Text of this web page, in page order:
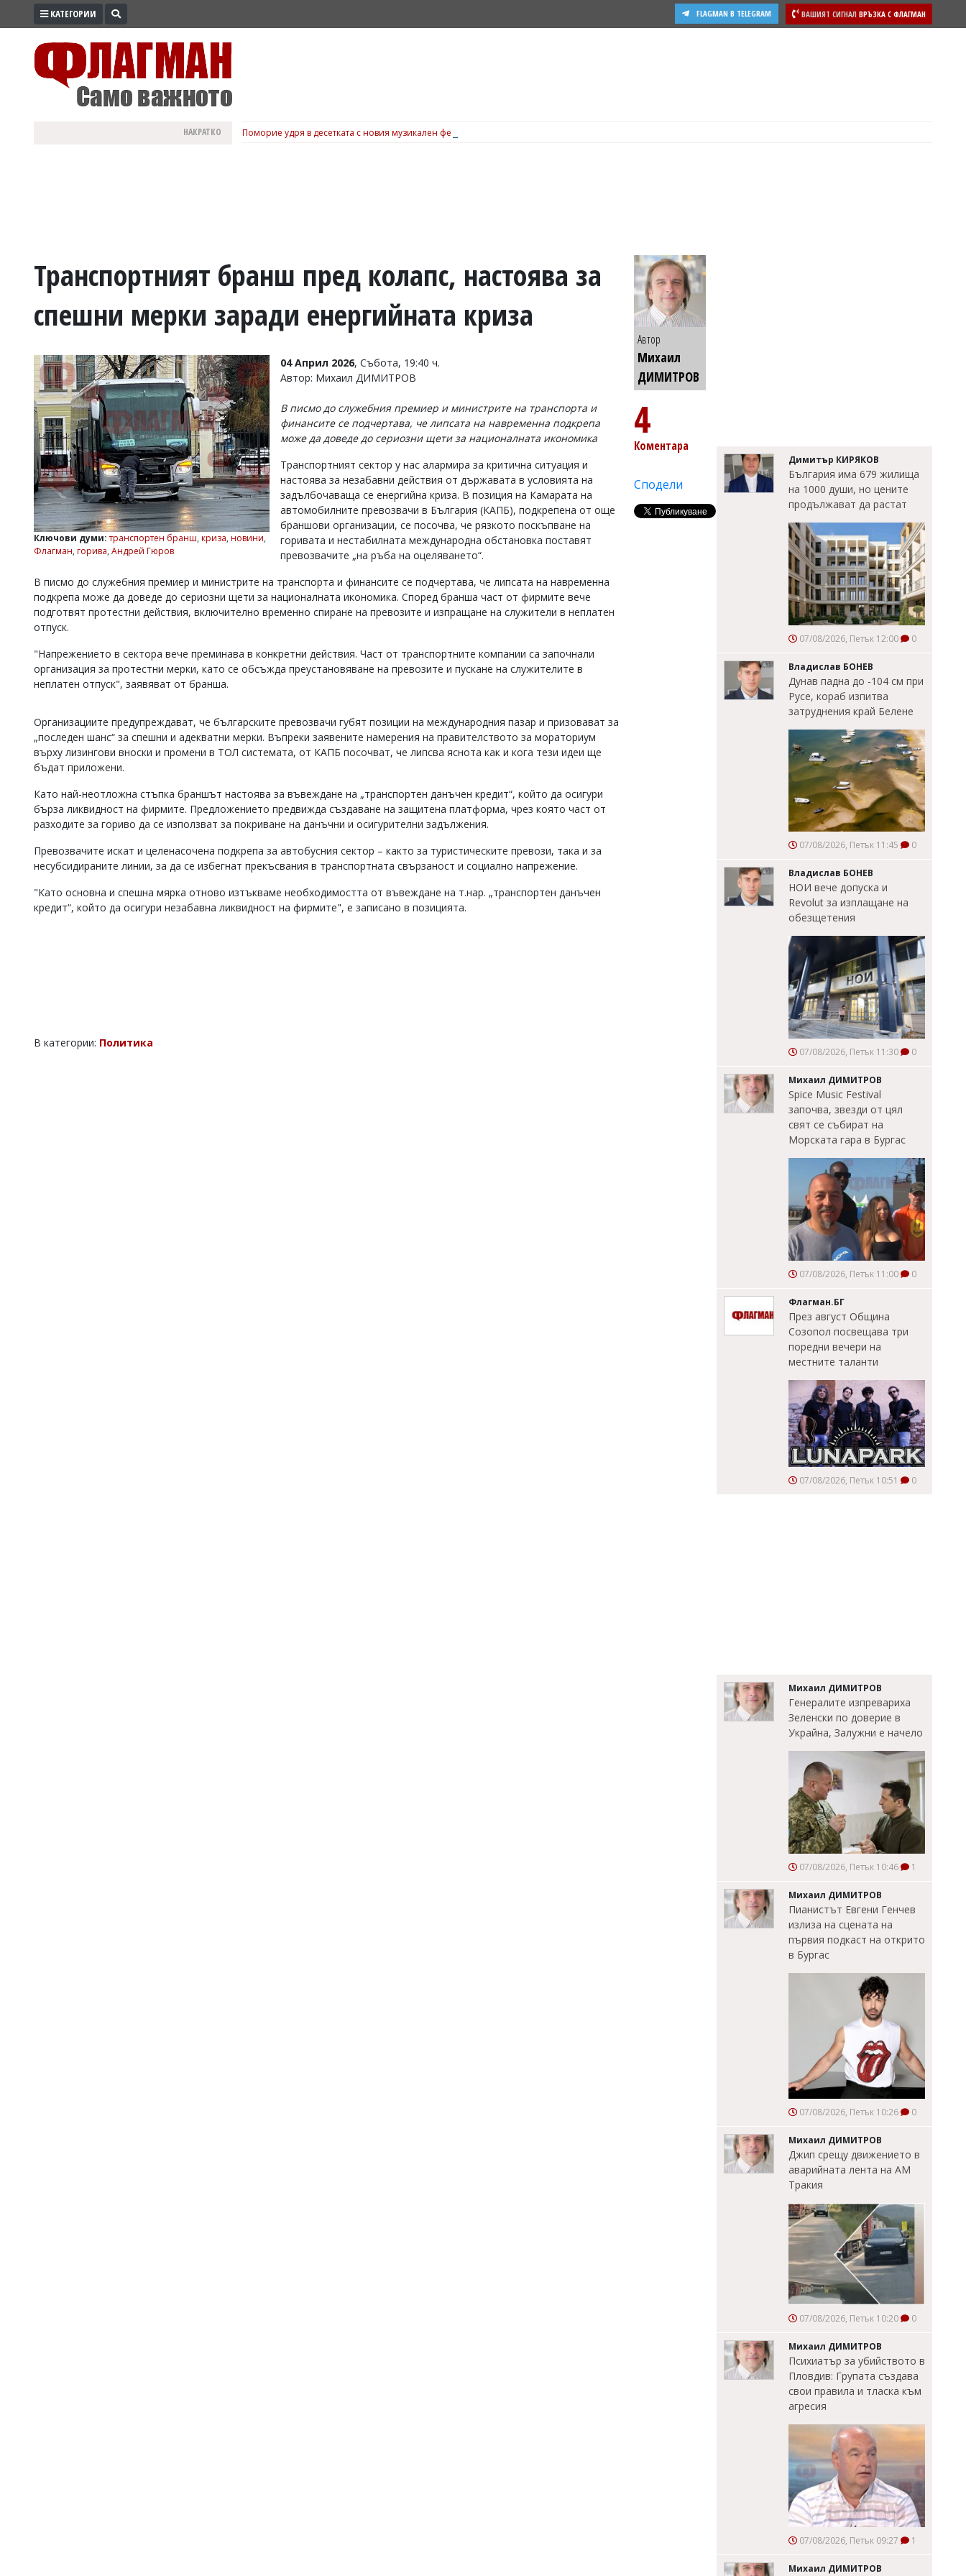
ПРОМО
ВОЙНАТА
УКРАЙНА
РАЗСЛЕДВАНЕ
БИЗНЕС
Управители:
Веселин
Василев,
v.vasilev@flagman.bg
Касабова,
k.kassabova@flagman.bg
редактор:
Колев,
office@flagman.bg
Коментарите
статиите
читателите
редакцията
отговорност
откриете
обиден
коментар,
КАТЕГОРИИ ВАШИЯТ СИГНАЛ ВРЪЗКА С ФЛАГМАН
FLAGMAN В TELEGRAM
НАКРАТКО Поморие удря в десетката с новия музикален фестивал Sunset port, вижте подробности
Транспортният бранш пред колапс, настоява за
спешни мерки заради енергийната криза
Ключови думи:транспортен бранш, криза, новини,
Флагман, горива, Андрей Гюров
04 Април 2026, Събота, 19:40 ч.
Автор: Михаил ДИМИТРОВ
В писмо до служебния премиер и министрите на транспорта и
финансите се подчертава, че липсата на навременна подкрепа
може да доведе до сериозни щети за националната икономика
Транспортният сектор у нас алармира за критична ситуация и
настоява за незабавни действия от държавата в условията на
задълбочаваща се енергийна криза. В позиция на Камарата на
автомобилните превозвачи в България (КАПБ), подкрепена от още
браншови организации, се посочва, че рязкото поскъпване на
горивата и нестабилната международна обстановка поставят
превозвачите „на ръба на оцеляването“.
В писмо до служебния премиер и министрите на транспорта и финансите се подчертава, че липсата на навременна
подкрепа може да доведе до сериозни щети за националната икономика. Според бранша част от фирмите вече
подготвят протестни действия, включително временно спиране на превозите и изпращане на служители в неплатен
отпуск.
"Напрежението в сектора вече преминава в конкретни действия. Част от транспортните компании са започнали
организация за протестни мерки, като се обсъжда преустановяване на превозите и пускане на служителите в
неплатен отпуск", заявяват от бранша.
Организациите предупреждават, че българските превозвачи губят позиции на международния пазар и призовават за
„последен шанс“ за спешни и адекватни мерки. Въпреки заявените намерения на правителството за мораториум
върху лизингови вноски и промени в ТОЛ системата, от КАПБ посочват, че липсва яснота как и кога тези идеи ще
бъдат приложени.
Като най-неотложна стъпка браншът настоява за въвеждане на „транспортен данъчен кредит“, който да осигури
бърза ликвидност на фирмите. Предложението предвижда създаване на защитена платформа, чрез която част от
разходите за гориво да се използват за покриване на данъчни и осигурителни задължения.
Превозвачите искат и целенасочена подкрепа за автобусния сектор – както за туристическите превози, така и за
несубсидираните линии, за да се избегнат прекъсвания в транспортната свързаност и социално напрежение.
"Като основна и спешна мярка отново изтъкваме необходимостта от въвеждане на т.нар. „транспортен данъчен
кредит“, който да осигури незабавна ликвидност на фирмите", е записано в позицията.
В категории: Политика
Автор
Михаил
ДИМИТРОВ
4
Коментара
Сподели
Димитър КИРЯКОВ
България има 679 жилища
на 1000 души, но цените
продължават да растат
07/08/2026, Петък 12:00 0
Владислав БОНЕВ
Дунав падна до -104 см при
Русе, кораб изпитва
затруднения край Белене
07/08/2026, Петък 11:45 0
Владислав БОНЕВ
НОИ вече допуска и
Revolut за изплащане на
обезщетения
07/08/2026, Петък 11:30 0
Михаил ДИМИТРОВ
Spice Music Festival
започва, звезди от цял
свят се събират на
Морската гара в Бургас
07/08/2026, Петък 11:00 0
Флагман.БГ
През август Община
Созопол посвещава три
поредни вечери на
местните таланти
07/08/2026, Петък 10:51 0
Михаил ДИМИТРОВ
Генералите изпревариха
Зеленски по доверие в
Украйна, Залужни е начело
07/08/2026, Петък 10:46 1
Михаил ДИМИТРОВ
Пианистът Евгени Генчев
излиза на сцената на
първия подкаст на открито
в Бургас
07/08/2026, Петък 10:26 0
Михаил ДИМИТРОВ
Джип срещу движението в
аварийната лента на АМ
Тракия
07/08/2026, Петък 10:20 0
Михаил ДИМИТРОВ
Психиатър за убийството в
Пловдив: Групата създава
свои правила и тласка към
агресия
07/08/2026, Петък 09:27 1
Михаил ДИМИТРОВ